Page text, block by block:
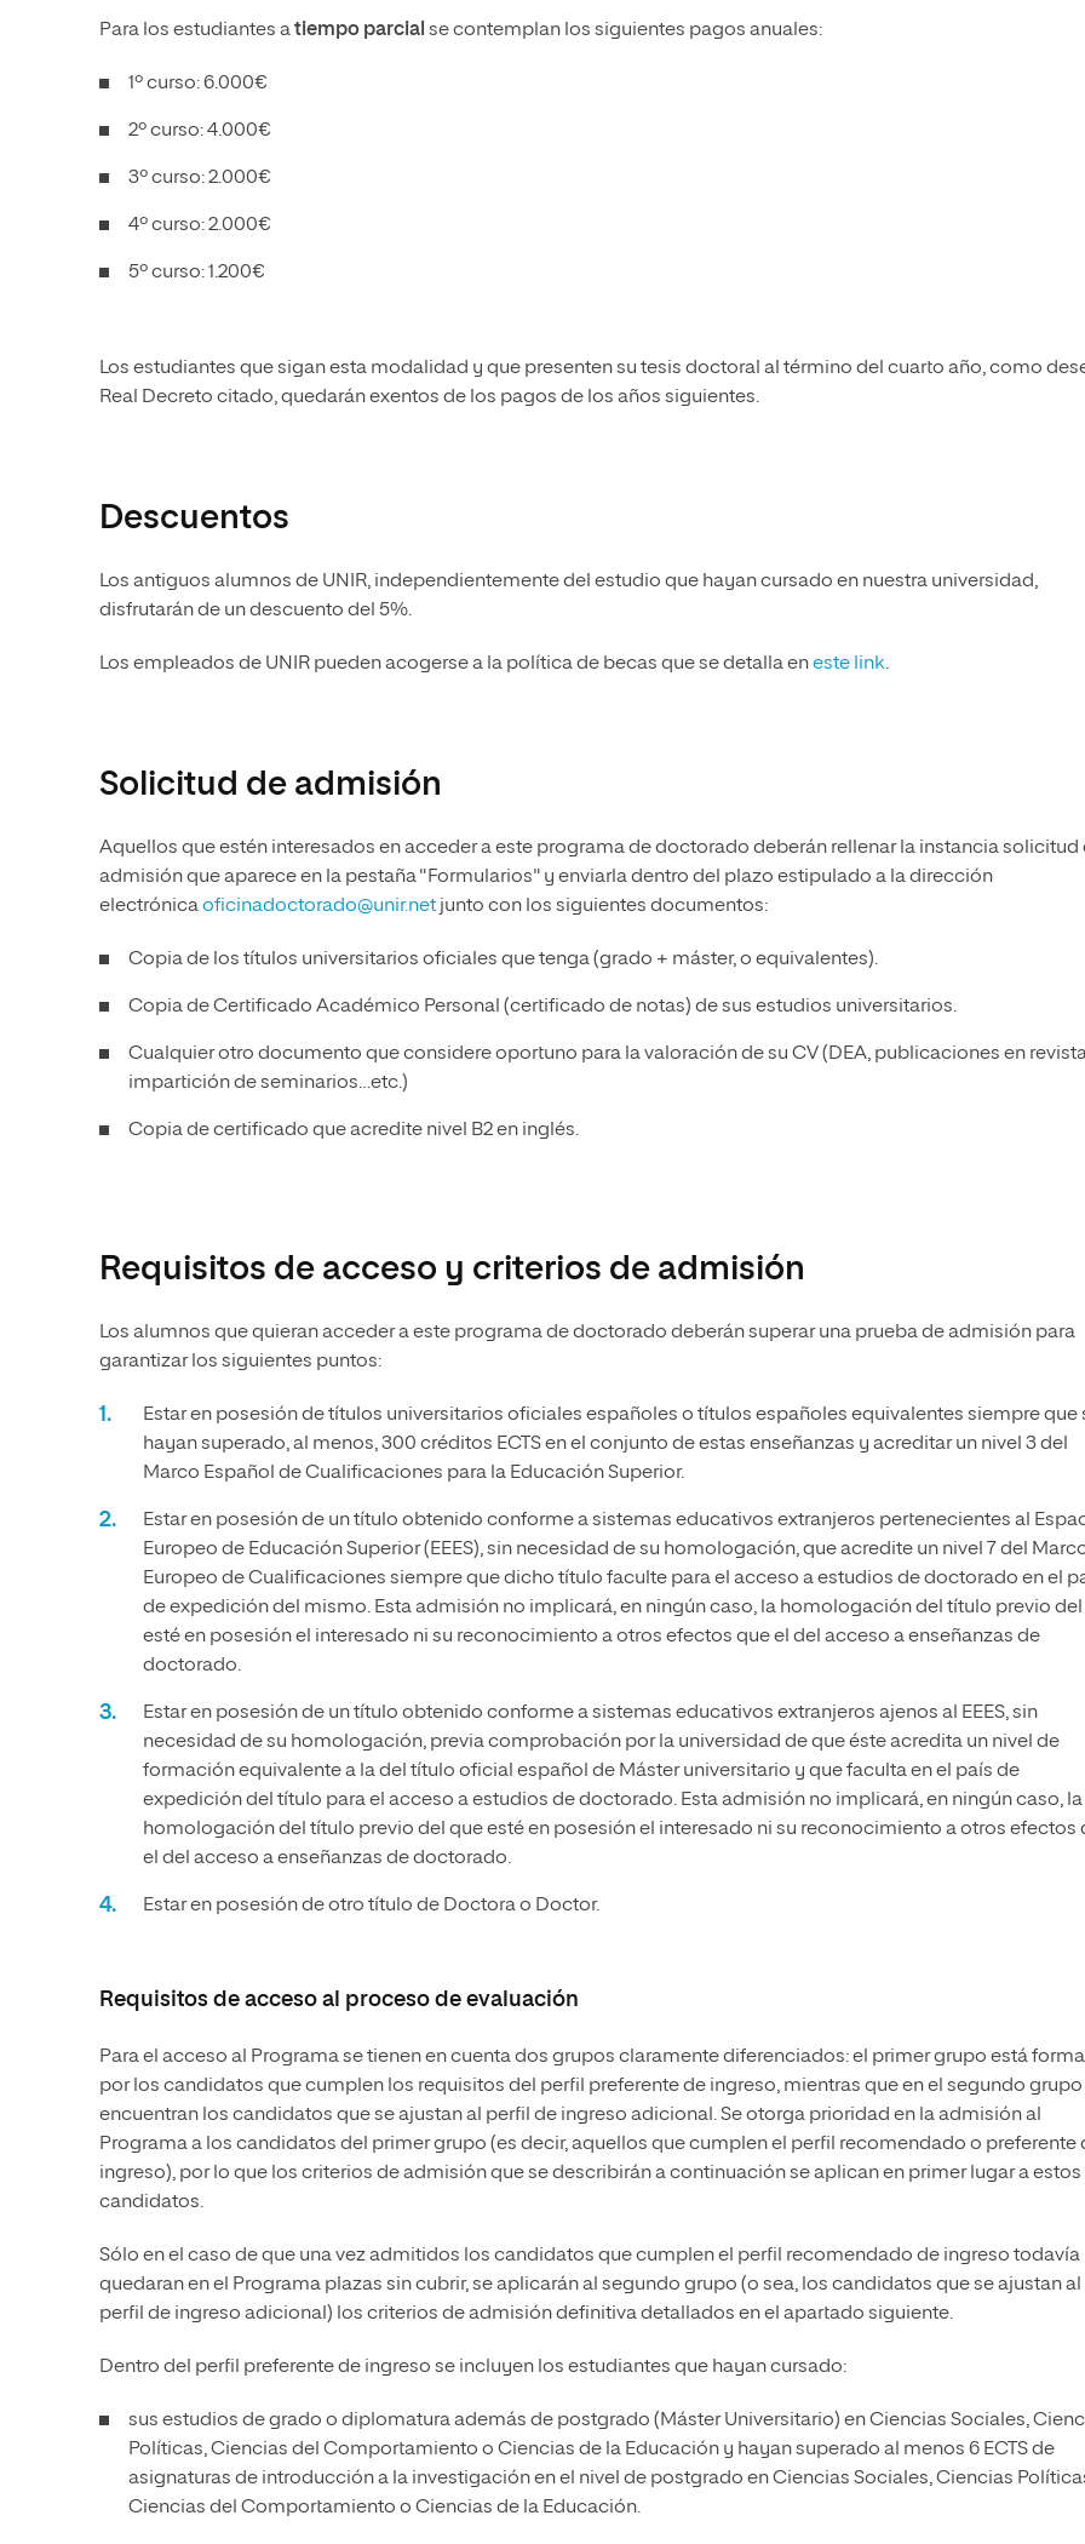
Para los estudiantes atiempo parcial se contemplan los siguientes pagos anuales:
1º curso: 6.000€
2º curso: 4.000€
3º curso: 2.000€
4º curso: 2.000€
5º curso: 1.200€
Los estudiantes que sigan esta modalidad y que presenten su tesis doctoral al término del cuarto año, como
Real Decreto citado, quedarán exentos de los pagos de los años siguientes.
Descuentos
Los antiguos alumnos de UNIR, independientemente del estudio que hayan cursado en nuestra universidad,
disfrutarán de un descuento del 5%.
Los empleados de UNIR pueden acogerse a la política de becas que se detalla eneste link.
Solicitud de admisión
Aquellos que estén interesados en acceder a este programa de doctorado deberán rellenar la instancia solicitud
admisión que aparece en la pestaña "Formularios" y enviarla dentro del plazo estipulado a la dirección
electrónicaoficinadoctorado@unir.net junto con los siguientes documentos:
Copia de los títulos universitarios oficiales que tenga (grado + máster, o equivalentes).
Copia de Certificado Académico Personal (certificado de notas) de sus estudios universitarios.
Cualquier otro documento que considere oportuno para la valoración de su CV (DEA, publicaciones en
impartición de seminarios…etc.)
Copia de certificado que acredite nivel B2 en inglés.
Requisitos de acceso y criterios de admisión
Los alumnos que quieran acceder a este programa de doctorado deberán superar una prueba de admisión para
garantizar los siguientes puntos:
Estar en posesión de títulos universitarios oficiales españoles o títulos españoles equivalentes siempre que
hayan superado, al menos, 300 créditos ECTS en el conjunto de estas enseñanzas y acreditar un nivel 3 del
Marco Español de Cualificaciones para la Educación Superior.
Estar en posesión de un título obtenido conforme a sistemas educativos extranjeros pertenecientes al
Europeo de Educación Superior (EEES), sin necesidad de su homologación, que acredite un nivel 7 del
Europeo de Cualificaciones siempre que dicho título faculte para el acceso a estudios de doctorado en el
de expedición del mismo. Esta admisión no implicará, en ningún caso, la homologación del título previo
esté en posesión el interesado ni su reconocimiento a otros efectos que el del acceso a enseñanzas de
doctorado.
Estar en posesión de un título obtenido conforme a sistemas educativos extranjeros ajenos al EEES, sin
necesidad de su homologación, previa comprobación por la universidad de que éste acredita un nivel de
formación equivalente a la del título oficial español de Máster universitario y que faculta en el país de
expedición del título para el acceso a estudios de doctorado. Esta admisión no implicará, en ningún caso, la
homologación del título previo del que esté en posesión el interesado ni su reconocimiento a otros efectos
el del acceso a enseñanzas de doctorado.
Estar en posesión de otro título de Doctora o Doctor.
Requisitos de acceso al proceso de evaluación
Para el acceso al Programa se tienen en cuenta dos grupos claramente diferenciados: el primer grupo está
por los candidatos que cumplen los requisitos del perfil preferente de ingreso, mientras que en el segundo grupo
encuentran los candidatos que se ajustan al perfil de ingreso adicional. Se otorga prioridad en la admisión al
Programa a los candidatos del primer grupo (es decir, aquellos que cumplen el perfil recomendado o preferente
ingreso), por lo que los criterios de admisión que se describirán a continuación se aplican en primer lugar a estos
candidatos.
Sólo en el caso de que una vez admitidos los candidatos que cumplen el perfil recomendado de ingreso todavía
quedaran en el Programa plazas sin cubrir, se aplicarán al segundo grupo (o sea, los candidatos que se ajustan al
perfil de ingreso adicional) los criterios de admisión definitiva detallados en el apartado siguiente.
Dentro del perfil preferente de ingreso se incluyen los estudiantes que hayan cursado:
sus estudios de grado o diplomatura además de postgrado (Máster Universitario) en Ciencias Sociales,
Políticas, Ciencias del Comportamiento o Ciencias de la Educación y hayan superado al menos 6 ECTS de
asignaturas de introducción a la investigación en el nivel de postgrado en Ciencias Sociales, Ciencias
Ciencias del Comportamiento o Ciencias de la Educación.